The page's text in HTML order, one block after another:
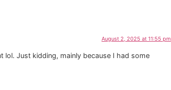
August 2, 2025 at 11:55 pm
lol. Just kidding, mainly because I had some